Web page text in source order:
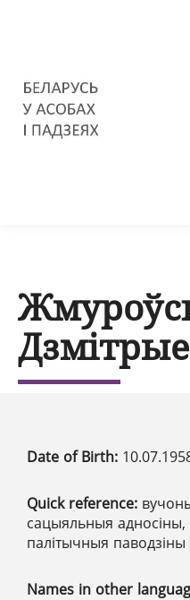
Date of Birth:
Quick reference:
сацыяльныя адносіны,
палітычныя
Names in other